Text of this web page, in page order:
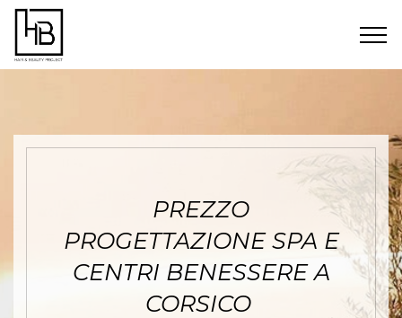
PREZZO
PROGETTAZIONE SPA E
CENTRI BENESSERE A
CORSICO